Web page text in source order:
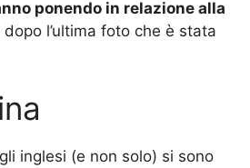
ponendo in relazione alla
l’ultima foto che è stata
inglesi (e non solo) si sono